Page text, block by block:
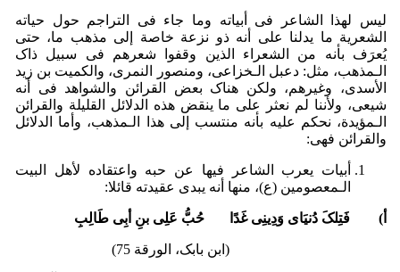
لیس لهذا الشاعر فی أبیاته وما جاء فی التراجم حول حیاته
الشعریة ما یدلنا على أنه ذو نزعة خاصة إلی مذهب ما، حتى
یُعرَف بأنه من الشعراء الذین وقفوا شعرهم فی سبیل ذاک
الـمذهب، مثل: دعبل الـخزاعی، ومنصور النمری، والکمیت بن زید
الأسدی، وغیرهم، ولکن هناک بعض القرائن والشواهد فی أنه
شیعی، ولأننا لم نعثر على ما ینقض هذه الدلائل القلیلة والقرائن
الـمؤیدة، نحکم علیه بأنه منتسب إلی هذا الـمذهب، وأما الدلائل
والقرائن فهی:
أبیات یعرب الشاعر فیها عن حبه واعتقاده لأهل البیت
الـمعصومین (ع)، منها أنه یبدی عقیدته قائلا:
‌أ) فَتِلکَ دُنیَای وَدِینِی غَدًا حُبُّ عَلِی بنِ أبِی طَالِبِ
(ابن بابک، الورقة 75)